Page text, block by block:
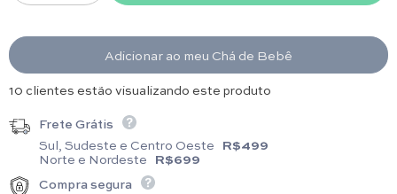
Adicionar ao meu Chá de Bebê
2 clientes estão visualizando este produto
Frete Grátis
Sul, Sudeste e Centro Oeste R$499
Norte e Nordeste R$699
Compra segura